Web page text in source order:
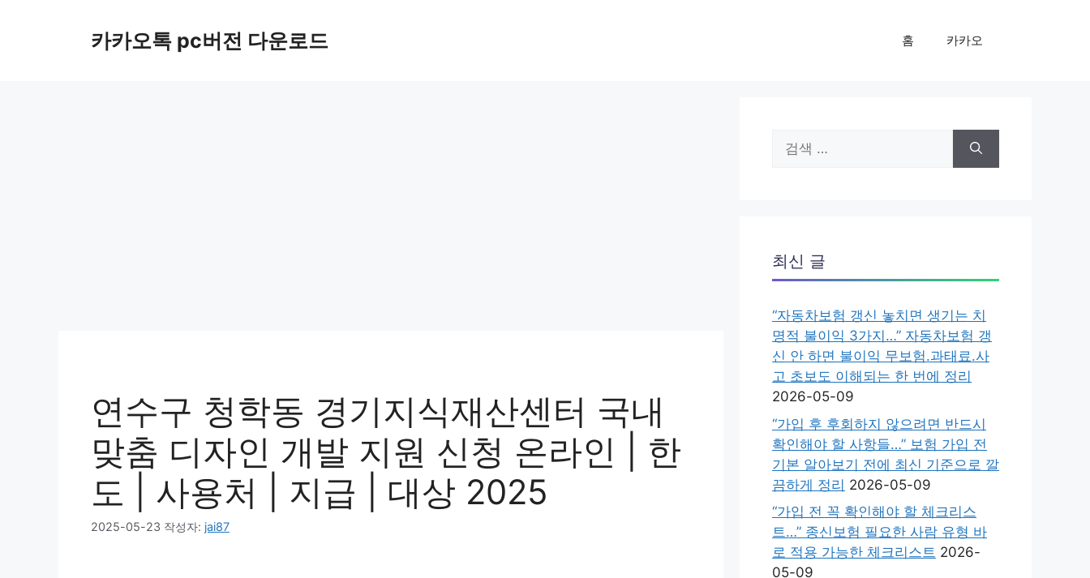
카카오톡 pc버전 다운로드 홈 카카오
연수구 청학동 경기지식재산센터 국내
맞춤 디자인 개발 지원 신청 온라인 | 한
도 | 사용처 | 지급 | 대상 2025
2025-05-23 작성자: jai87
색:
최신 글
“자동차보험 갱신 놓치면 생기는 치
명적 불이익 3가지…” 자동차보험 갱
신 안 하면 불이익 무보험.과태료.사
고 초보도 이해되는 한 번에 정리
2026-05-09
“가입 후 후회하지 않으려면 반드시
확인해야 할 사항들…” 보험 가입 전
기본 알아보기 전에 최신 기준으로 깔
끔하게 정리 2026-05-09
“가입 전 꼭 확인해야 할 체크리스
트…” 종신보험 필요한 사람 유형 바
로 적용 가능한 체크리스트 2026-
05-09